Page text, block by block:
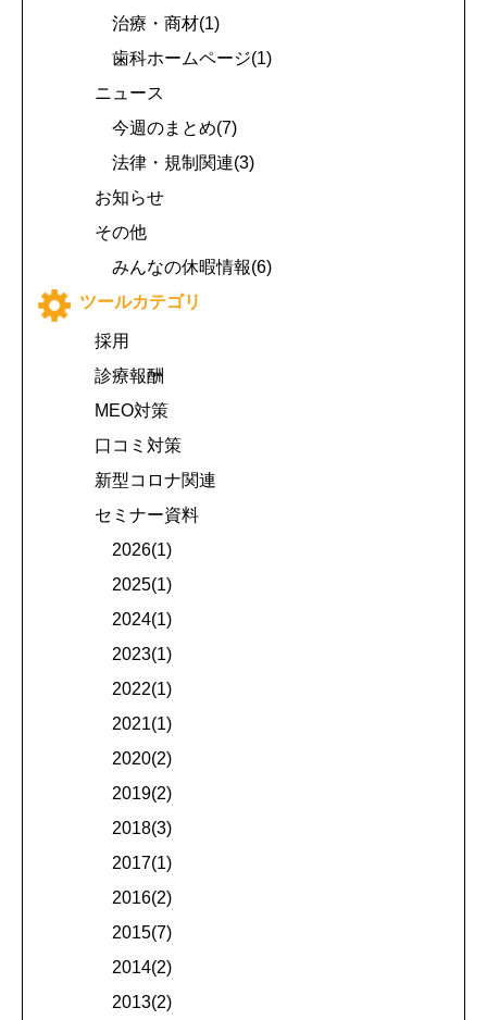
治療・商材(1)
歯科ホームページ(1)
ニュース
今週のまとめ(7)
法律・規制関連(3)
お知らせ
その他
みんなの休暇情報(6)
ツールカテゴリ
採用
診療報酬
MEO対策
口コミ対策
新型コロナ関連
セミナー資料
2026(1)
2025(1)
2024(1)
2023(1)
2022(1)
2021(1)
2020(2)
2019(2)
2018(3)
2017(1)
2016(2)
2015(7)
2014(2)
2013(2)